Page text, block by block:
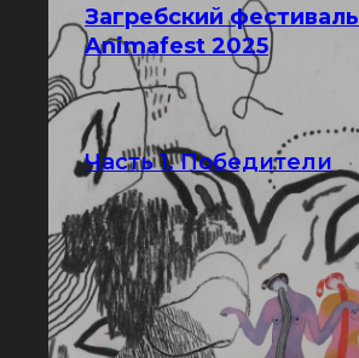
Загребский фестиваль
Animafest 2025
Часть 1. Победители